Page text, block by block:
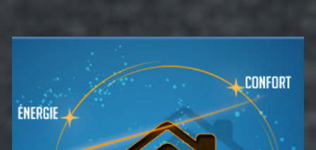
Barre
latérale
principale